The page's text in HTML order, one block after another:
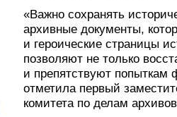
«Важно сохранять
архивные документы,
и героические страницы
позволяют не только
и препятствуют
отметила первый
комитета по делам